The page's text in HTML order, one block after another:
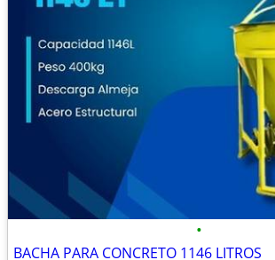
•
BACHA PARA CONCRETO 1146 LITROS